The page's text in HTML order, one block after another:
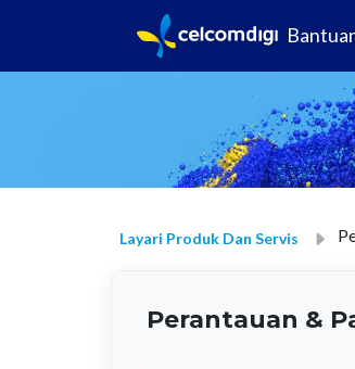
Layari Produk Dan Servis
Perantauan &